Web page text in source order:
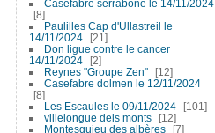
Casefabre serrabone le 14/11/2024
8
Paulilles Cap d'Ullastreil le
14/11/2024
21
Don ligue contre le cancer
14/11/2024
2
Reynes "Groupe Zen"
12
Casefabre dolmen le 12/11/2024
8
Les Escaules le 09/11/2024
101
villelongue dels monts
12
Montesquieu des albères
7